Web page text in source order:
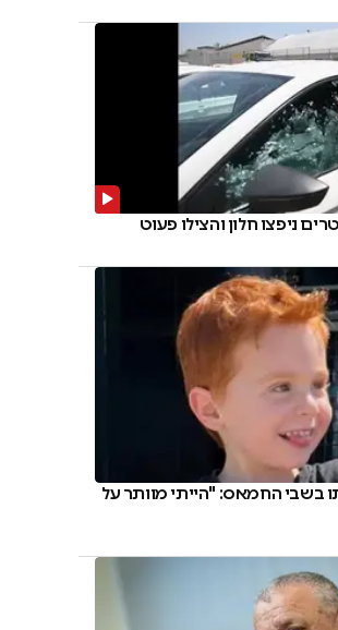
ניפצו חלון והצילו פעוט
בשבי החמאס: "הייתי מוותר על